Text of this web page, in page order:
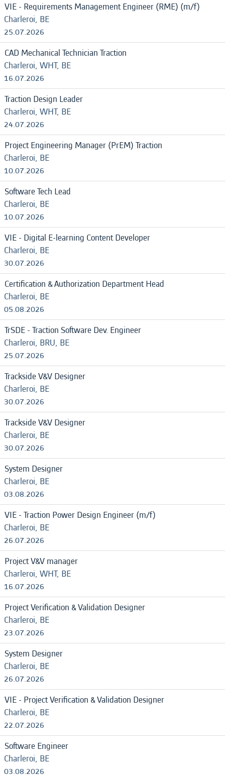
VIE - Requirements Management Engineer (RME) (m/f)
Charleroi, BE
25.07.2026
CAD Mechanical Technician Traction
Charleroi, WHT, BE
16.07.2026
Traction Design Leader
Charleroi, WHT, BE
24.07.2026
Project Engineering Manager (PrEM) Traction
Charleroi, BE
10.07.2026
Software Tech Lead
Charleroi, BE
10.07.2026
VIE - Digital E-learning Content Developer
Charleroi, BE
30.07.2026
Certification & Authorization Department Head
Charleroi, BE
05.08.2026
TrSDE - Traction Software Dev. Engineer
Charleroi, BRU, BE
25.07.2026
Trackside V&V Designer
Charleroi, BE
30.07.2026
Trackside V&V Designer
Charleroi, BE
30.07.2026
System Designer
Charleroi, BE
03.08.2026
VIE - Traction Power Design Engineer (m/f)
Charleroi, BE
26.07.2026
Project V&V manager
Charleroi, WHT, BE
16.07.2026
Project Verification & Validation Designer
Charleroi, BE
23.07.2026
System Designer
Charleroi, BE
26.07.2026
VIE - Project Verification & Validation Designer
Charleroi, BE
22.07.2026
Software Engineer
Charleroi, BE
03.08.2026